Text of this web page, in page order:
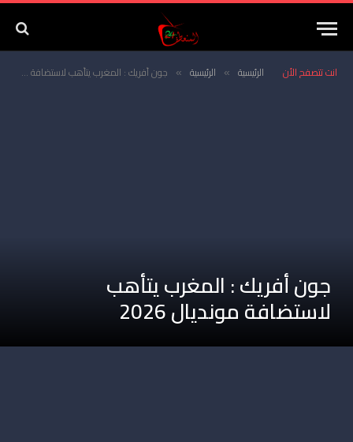
انت تتصفح الأن الرئيسية » الرئيسية » جون أفريك : المغرب يتأهب لاستضافة مونديال 2026
جون أفريك : المغرب يتأهب
لاستضافة مونديال 2026